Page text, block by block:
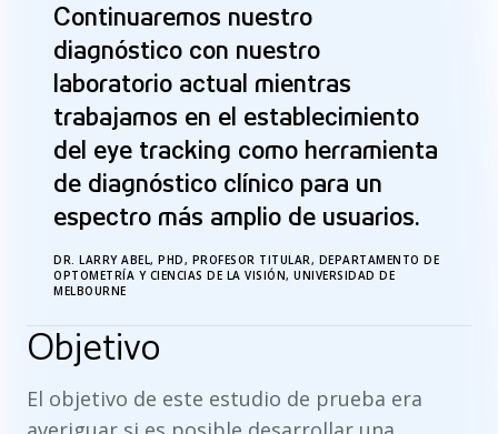
Continuaremos nuestro
diagnóstico con nuestro
laboratorio actual mientras
trabajamos en el establecimiento
del eye tracking como herramienta
de diagnóstico clínico para un
espectro más amplio de usuarios.
DR. LARRY ABEL, PHD, PROFESOR TITULAR, DEPARTAMENTO DE
OPTOMETRÍA Y CIENCIAS DE LA VISIÓN, UNIVERSIDAD DE
MELBOURNE
Objetivo
El objetivo de este estudio de prueba era